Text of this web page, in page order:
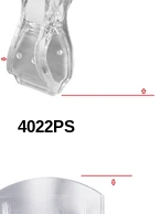
4022PS